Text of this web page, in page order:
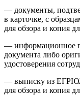
— документы,
в карточке, с
для обзора и копия
— информационное
документа либо
удостоверения
— выписку из ЕГРЮЛ
для обзора и копия